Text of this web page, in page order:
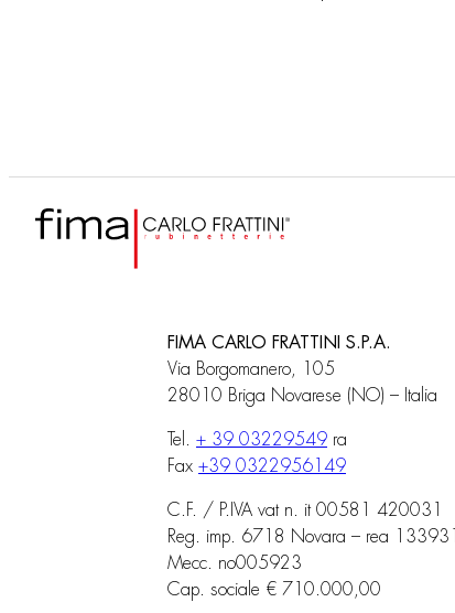
FIMA CARLO FRATTINI S.P.A.
Via Borgomanero, 105
28010 Briga Novarese (NO) – Italia
Tel. + 39 03229549 ra
Fax +39 0322956149
C.F. / P.IVA vat n. it 00581 420031
Reg. imp. 6718 Novara – rea 133931
Mecc. no005923
Cap. sociale € 710.000,00